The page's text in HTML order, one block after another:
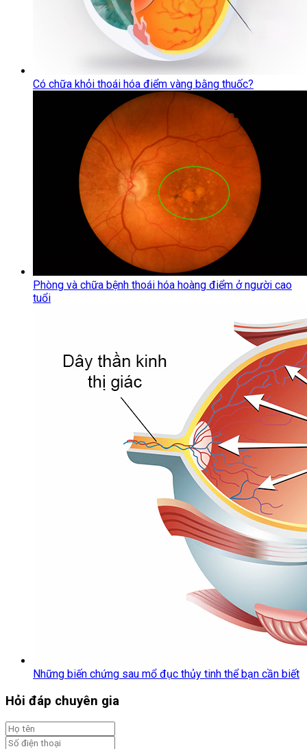
Có chữa khỏi thoái hóa điểm vàng bằng thuốc?
Phòng và chữa bệnh thoái hóa hoàng điểm ở người cao
tuổi
Những biến chứng sau mổ đục thủy tinh thể bạn cần biết
Hỏi đáp chuyên gia